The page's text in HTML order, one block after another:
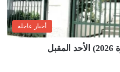
أخبار عاجلة